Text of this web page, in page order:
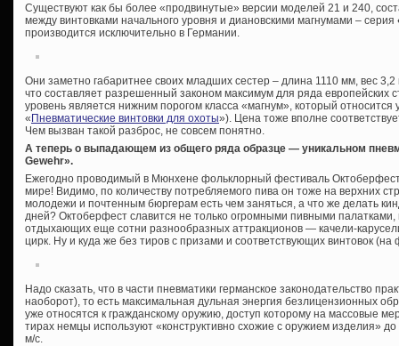
Существуют как бы более «продвинутые» версии моделей 21 и 240,
между винтовками начального уровня и диановскими магнумами – серия
производится исключительно в Германии.
Они заметно габаритнее своих младших сестер – длина 1110 мм, вес
что составляет разрешенный законом максимум для ряда европейских
уровень является нижним порогом класса «магнум», который
«Пневматические винтовки для охоты»). Цена тоже вполне
Чем вызван такой разброс, не совсем понятно.
А теперь о выпадающем из общего ряда образце — уникальном
Gewehr».
Ежегодно проводимый в Мюнхене фольклорный фестиваль
мире! Видимо, по количеству потребляемого пива он тоже на верхних
молодежи и почтенным бюргерам есть чем заняться, а что же делать
дней? Октоберфест славится не только огромными пивными
отдыхающих еще сотни разнообразных аттракционов — качели-
цирк. Ну и куда же без тиров с призами и соответствующих винтовок (на
Надо сказать, что в части пневматики германское законодательство
наоборот), то есть максимальная дульная энергия безлицензионных
уже относятся к гражданскому оружию, доступ которому на массовые
тирах немцы используют «конструктивно схожие с оружием изделия»
м/с.